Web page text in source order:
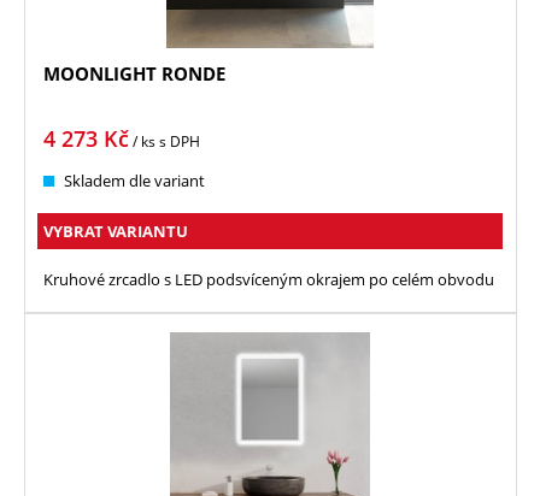
MOONLIGHT RONDE
4 273 Kč/ kss DPH
Skladem dle variant
VYBRAT VARIANTU
Kruhové zrcadlo s LED podsvíceným okrajem po celém obvodu